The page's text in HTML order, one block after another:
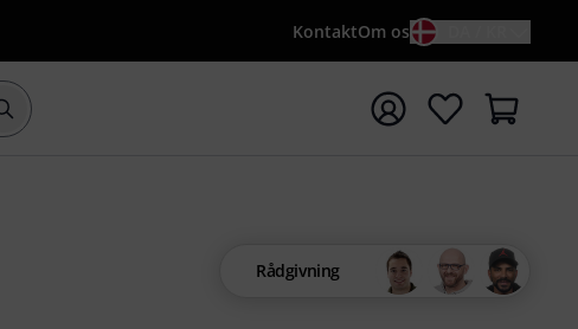
KontaktOm os
Start søgning med søgeord {searchTerm}
Rådgivning